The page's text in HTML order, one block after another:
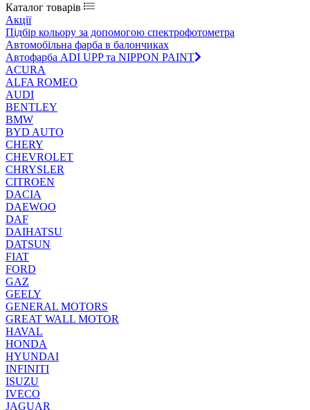
Каталог товарів
Акції
Підбір кольору за допомогою спектрофотометра
Автомобільна фарба в балончиках
Автофарба ADI UPP та NIPPON PAINT
ACURA
ALFA ROMEO
AUDI
BENTLEY
BMW
BYD AUTO
CHERY
CHEVROLET
CHRYSLER
CITROEN
DACIA
DAEWOO
DAF
DAIHATSU
DATSUN
FIAT
FORD
GAZ
GEELY
GENERAL MOTORS
GREAT WALL MOTOR
HAVAL
HONDA
HYUNDAI
INFINITI
ISUZU
IVECO
JAGUAR